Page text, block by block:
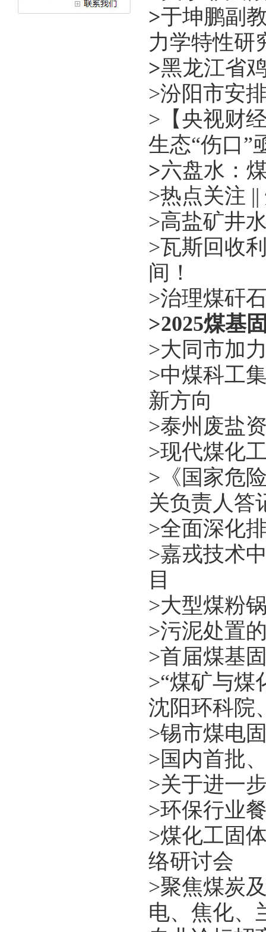
>于坤鹏副
力学特性研
>黑龙江省
>汾阳市安
> 【央视财
生态“伤口”
>六盘水：
>热点关注
>高盐矿井
>瓦斯回收
间！
>治理煤矸
>2025煤基
>大同市加
>中煤科工
新方向
>泰州废盐
>现代煤化
> 《国家危
关负责人答
>全面深化
>嘉戎技术
目
>大型煤粉
>污泥处置
>首届煤基
>“煤矿与煤
沈阳环科院
>锡市煤电
>国内首批
>关于进一
>环保行业
>煤化工固
络研讨会
>聚焦煤炭
电、焦化、